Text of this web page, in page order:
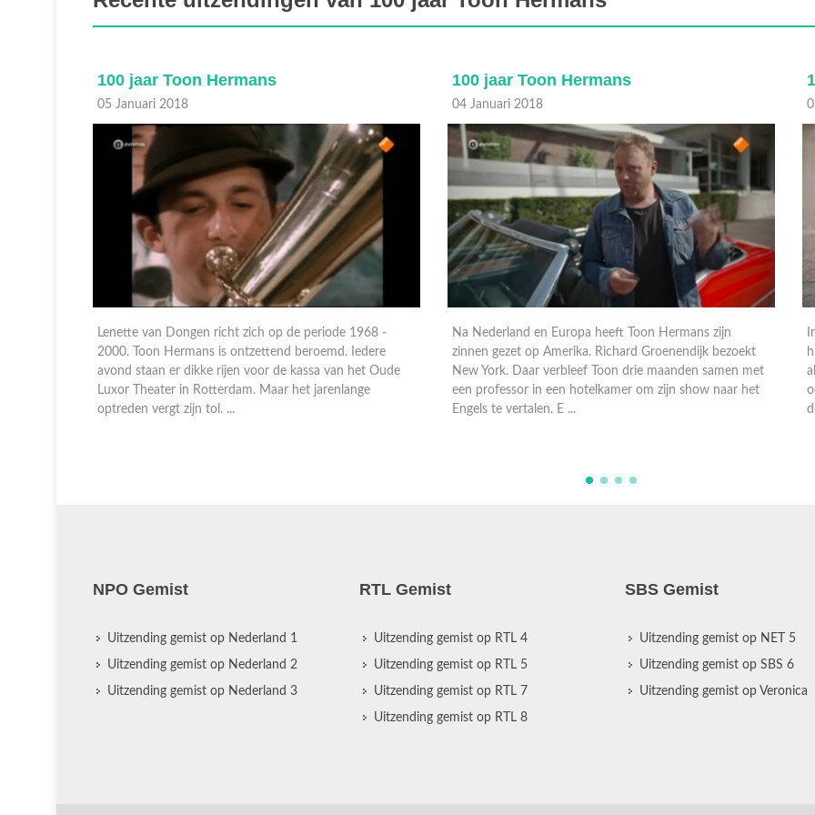
100 jaar Toon Hermans
04 Januari 2018
Na Nederland en Europa heeft Toon Hermans zijn
zinnen gezet op Amerika. Richard Groenendijk bezoekt
New York. Daar verbleef Toon drie maanden samen met
een professor in een hotelkamer om zijn show naar het
Engels te vertalen. E ...
100 jaar Toon Hermans
02 Januari 2018
In Amsterdam gaat Toons droom in vervulling wanneer
hij met de revue mee mag op tournee. Maar Toon beleeft
als cabaretier ook pittige tijden in tijden van honger en
oorlog. Zijn grote liefde Rietje komt op zijn pad. En hij
doet ...
NPO Gemist
Uitzending gemist op Nederland 1
Uitzending gemist op Nederland 2
Uitzending gemist op Nederland 3
RTL Gemist
Uitzending gemist op RTL 4
Uitzending gemist op RTL 5
Uitzending gemist op RTL 7
Uitzending gemist op RTL 8
SBS Gemist
Uitzending gemist op NET 5
Uitzending gemist op SBS 6
Uitzending gemist op Veronica